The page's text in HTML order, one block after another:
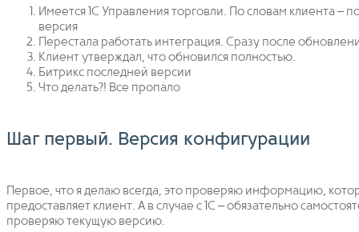
Имеется 1С Управления торговли. По словам клиента –
версия
Перестала работать интеграция. Сразу после
Клиент утверждал, что обновился полностью.
Битрикс последней версии
Что делать?! Все пропало
Шаг первый. Версия конфигурации
Первое, что я делаю всегда, это проверяю информацию,
предоставляет клиент. А в случае с 1С – обязательно
проверяю текущую версию.